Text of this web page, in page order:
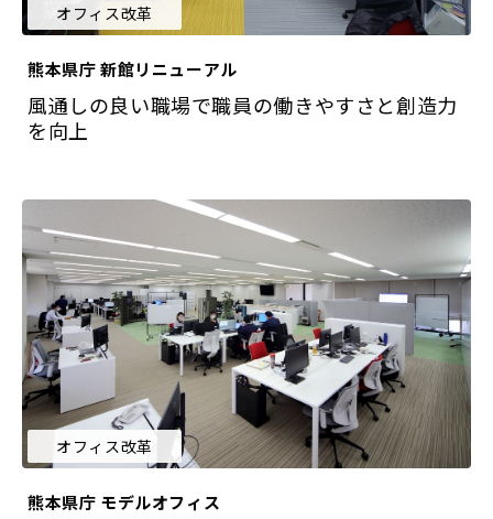
風通しの良い職場で職員の働きやすさと創造力
を向上
熊本県庁 新館リニューアル
オフィス改革
熊本県庁 モデルオフィス
オフィス改革